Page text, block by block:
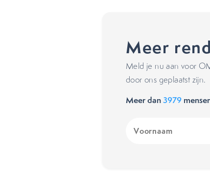
Meer
Meld je nu aan voor
door ons geplaatst zijn.
Meer dan3979
(Vereist)